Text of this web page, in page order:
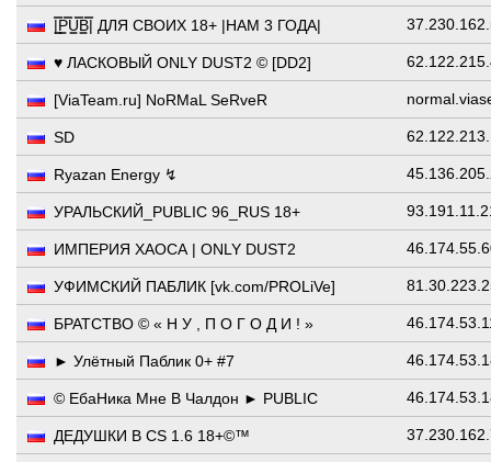
|͇̿P͇̿U͇̿B͇̿| ДЛЯ СВОИХ 18+ |НАМ 3 ГОДА|
♥ ЛАСКОВЫЙ ONLY DUST2 © [DD2]
[ViaTeam.ru] NoRMaL SeRveR
SD
Ryazan Energy ↯
УРАЛЬСКИЙ_PUBLIC 96_RUS 18+
ИМПЕРИЯ ХАОСА | ONLY DUST2
УФИМСКИЙ ПАБЛИК [vk.com/PROLiVe]
БРАТСТВО © « Н У , П О Г О Д И ! »
► Улётный Паблик 0+ #7
© ЕбаНика Мне В Чалдон ► PUBLIC
ДЕДУШКИ В CS 1.6 18+©™